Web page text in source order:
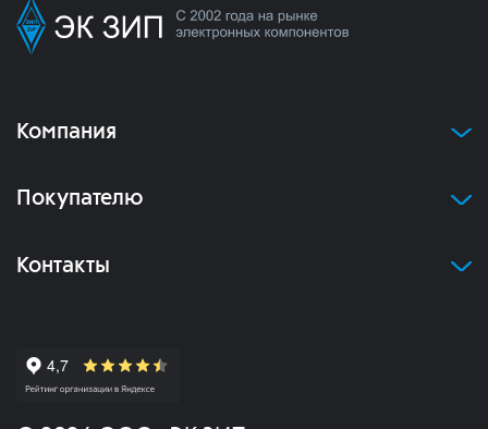
Компания
Покупателю
Контакты